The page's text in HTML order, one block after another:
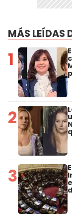
MÁS LEÍDAS
1
2
3